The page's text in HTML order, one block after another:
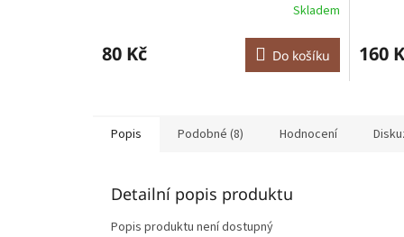
produktu
je
hvězdiček.
Skladem
80 Kč Do košíku
je
160
Popis Podobné (8) Hodnocení
Detailní popis produktu
Popis produktu není dostupný